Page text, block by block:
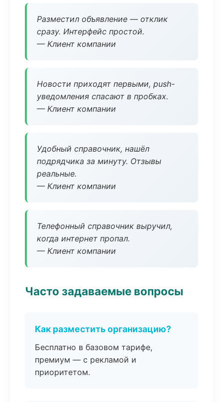
Разместил объявление — отклик
сразу. Интерфейс простой.
— Клиент компании
Новости приходят первыми, push-
уведомления спасают в пробках.
— Клиент компании
Удобный справочник, нашёл
подрядчика за минуту. Отзывы
реальные.
— Клиент компании
Телефонный справочник выручил,
когда интернет пропал.
— Клиент компании
Часто задаваемые вопросы
Как разместить организацию?
Бесплатно в базовом тарифе,
премиум — с рекламой и
приоритетом.